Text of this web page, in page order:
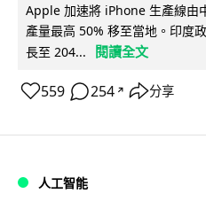
Apple 加速將 iPhone 生產線由
產量最高 50% 移至當地。印度
長至 204...
閱讀全文
559 254 ↗ 分享
人工智能